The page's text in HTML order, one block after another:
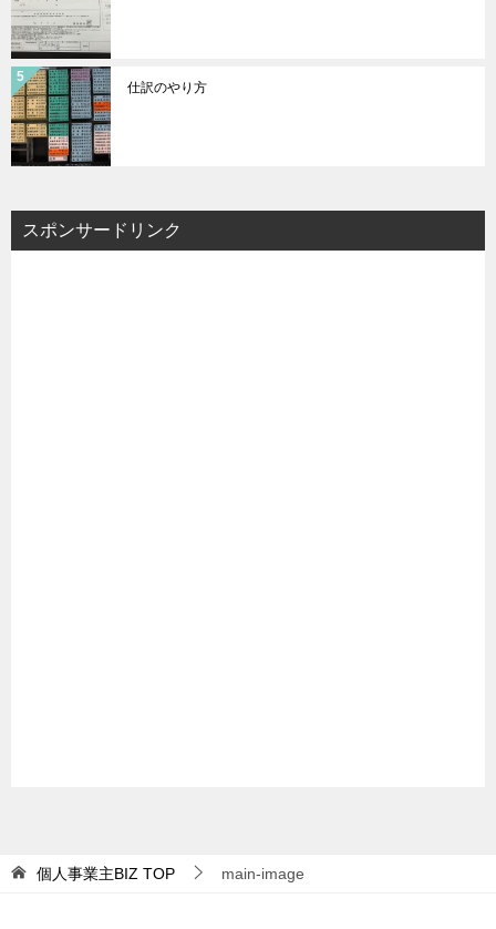
仕訳のやり方
スポンサードリンク
個人事業主BIZ TOP main-image